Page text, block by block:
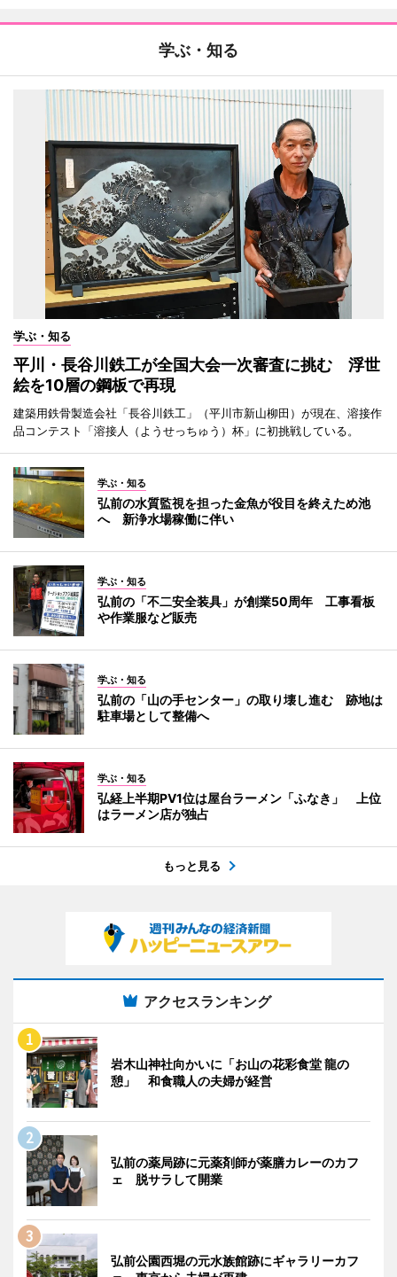
学ぶ・知る
学ぶ・知る
平川・長谷川鉄工が全国大会一次審査に挑む 浮世
絵を10層の鋼板で再現
建築用鉄骨製造会社「長谷川鉄工」（平川市新山柳田）が現在、溶接作
品コンテスト「溶接人（ようせっちゅう）杯」に初挑戦している。
学ぶ・知る
弘前の水質監視を担った金魚が役目を終えため池
へ 新浄水場稼働に伴い
学ぶ・知る
弘前の「不二安全装具」が創業50周年 工事看板
や作業服など販売
学ぶ・知る
弘前の「山の手センター」の取り壊し進む 跡地は
駐車場として整備へ
学ぶ・知る
弘経上半期PV1位は屋台ラーメン「ふなき」 上位
はラーメン店が独占
もっと見る
アクセスランキング
岩木山神社向かいに「お山の花彩食堂 龍の
憩」 和食職人の夫婦が経営
弘前の薬局跡に元薬剤師が薬膳カレーのカフ
ェ 脱サラして開業
弘前公園西堀の元水族館跡にギャラリーカフ